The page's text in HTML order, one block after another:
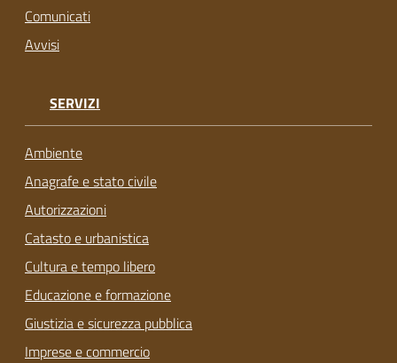
Comunicati
Avvisi
SERVIZI
Ambiente
Anagrafe e stato civile
Autorizzazioni
Catasto e urbanistica
Cultura e tempo libero
Educazione e formazione
Giustizia e sicurezza pubblica
Imprese e commercio